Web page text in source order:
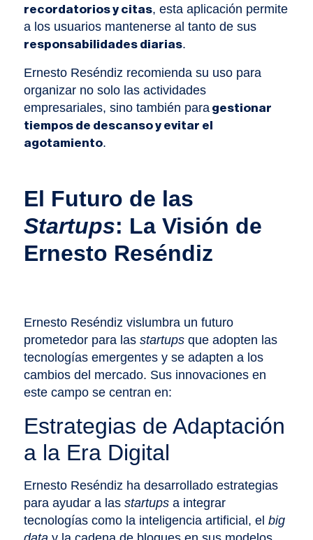
recordatorios y citas, esta aplicación permite
a los usuarios mantenerse al tanto de sus
responsabilidades diarias.
Ernesto Reséndiz recomienda su uso para
organizar no solo las actividades
empresariales, sino también para gestionar
tiempos de descanso y evitar el
agotamiento.
El Futuro de las
Startups: La Visión de
Ernesto Reséndiz
Ernesto Reséndiz vislumbra un futuro
prometedor para las startups que adopten las
tecnologías emergentes y se adapten a los
cambios del mercado. Sus innovaciones en
este campo se centran en:
Estrategias de Adaptación
a la Era Digital
Ernesto Reséndiz ha desarrollado estrategias
para ayudar a las startups a integrar
tecnologías como la inteligencia artificial, el big